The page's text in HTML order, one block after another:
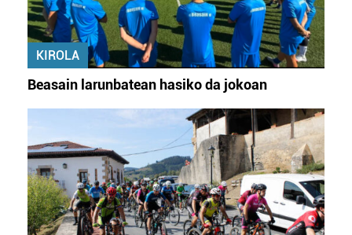
KIROLA
Beasain larunbatean hasiko da jokoan